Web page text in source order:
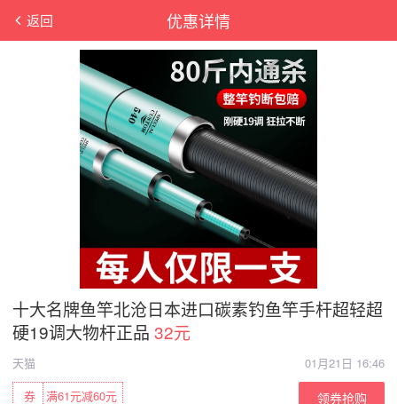
优惠详情
返回
十大名牌鱼竿北沧日本进口碳素钓鱼竿手杆超轻超
硬19调大物杆正品 32元
天猫
01月21日 16:46
满61元减60元
券 领券抢购